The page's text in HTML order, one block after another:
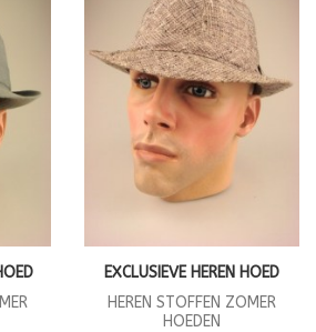
EXCLUSIEVE HEREN HOED
HEREN STOFFEN ZOMER
HOEDEN